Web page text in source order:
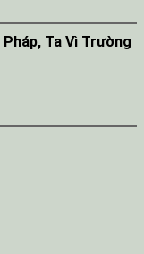
Ta Vì Trường